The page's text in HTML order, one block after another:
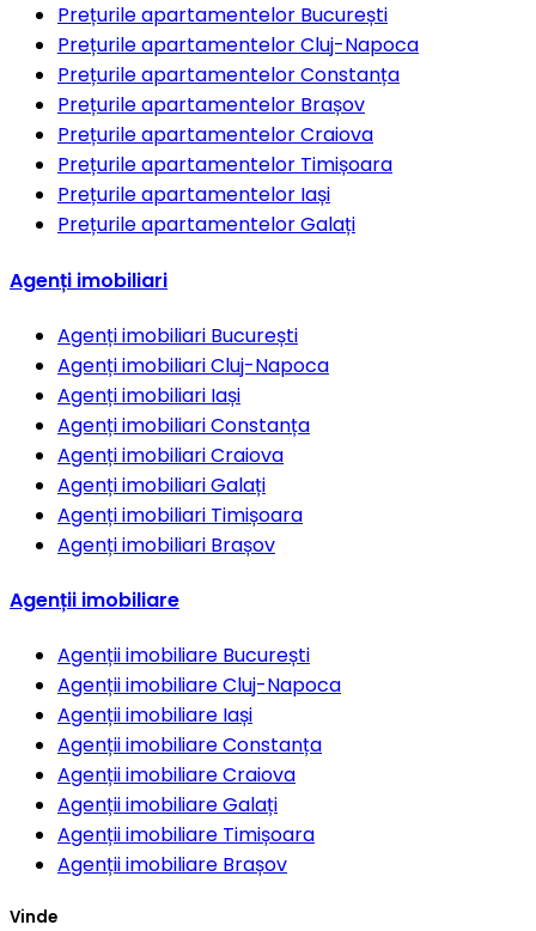
Prețurile apartamentelor București
Prețurile apartamentelorCluj-Napoca
Prețurile apartamentelorConstanța
Prețurile apartamentelor Brașov
Prețurile apartamentelorCraiova
Prețurile apartamentelor Timișoara
Prețurile apartamentelor Iași
Prețurile apartamentelorGalați
Agenți imobiliari
Agenți imobiliari București
Agenți imobiliariCluj-Napoca
Agenți imobiliari Iași
Agenți imobiliariConstanța
Agenți imobiliariCraiova
Agenți imobiliariGalați
Agenți imobiliari Timișoara
Agenți imobiliari Brașov
Agenții imobiliare
Agenții imobiliare București
Agenții imobiliareCluj-Napoca
Agenții imobiliare Iași
Agenții imobiliareConstanța
Agenții imobiliareCraiova
Agenții imobiliareGalați
Agenții imobiliare Timișoara
Agenții imobiliare Brașov
Vinde